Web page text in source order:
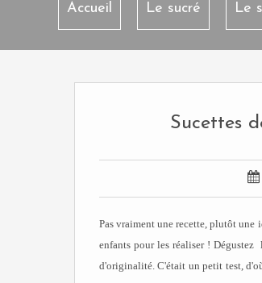
Accueil Le sucré Le
Sucettes

Pas vraiment une recette, plutôt une
enfants pour les réaliser ! Dégustez
d'originalité. C'était un petit test,